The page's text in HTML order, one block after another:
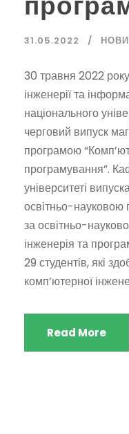
31.05.2022
30 травня 2022
інженерії та
національного
черговий випуск
програмою
програмування”.
університеті
освітньо-науковою
за освітньо-
інженерія та
29 студентів, які
комп’ютерної
Read More